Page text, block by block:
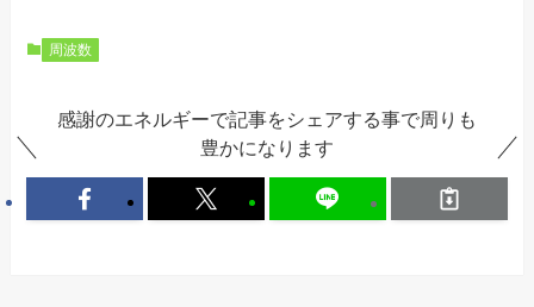
周波数
感謝のエネルギーで記事をシェアする事で周りも
豊かになります